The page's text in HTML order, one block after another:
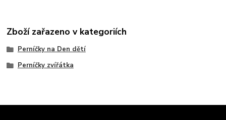
Zboží zařazeno v kategoriích
Perníčky na Den dětí
Perníčky zvířátka